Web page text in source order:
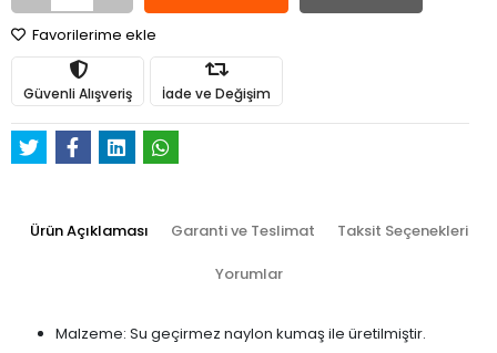
Favorilerime ekle
Güvenli Alışveriş İade ve Değişim
Ürün Açıklaması Garanti ve Teslimat Taksit Seçenekleri
Yorumlar
Malzeme: Su geçirmez naylon kumaş ile üretilmiştir.